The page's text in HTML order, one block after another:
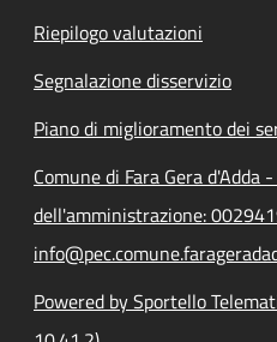
Riepilogo valutazioni
Segnalazione disservizio
Piano di miglioramento dei
Comune di Fara Gera d'Adda
dell'amministrazione:
Powered by Sportello